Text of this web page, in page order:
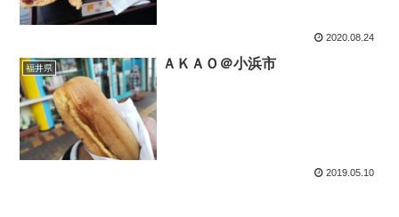
2020.08.24
福井県 ＡＫＡＯ＠小浜市
2019.05.10